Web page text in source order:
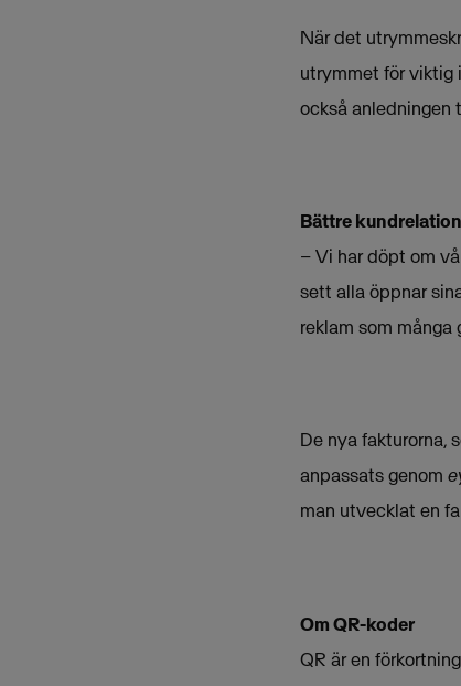
När det
utrymmet för viktig
också anledningen
Bättre
– Vi har döpt om
sett alla öppnar
reklam som många
De nya fakturorna,
anpassats genom
man utvecklat en
Om QR-koder
QR är en